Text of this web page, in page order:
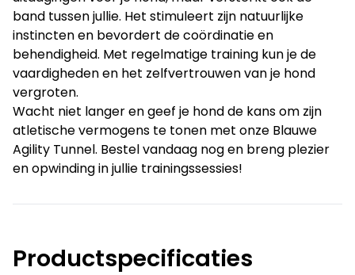
band tussen jullie. Het stimuleert zijn natuurlijke
instincten en bevordert de coördinatie en
behendigheid. Met regelmatige training kun je de
vaardigheden en het zelfvertrouwen van je hond
vergroten.
Wacht niet langer en geef je hond de kans om zijn
atletische vermogens te tonen met onze Blauwe
Agility Tunnel. Bestel vandaag nog en breng plezier
en opwinding in jullie trainingssessies!
Productspecificaties